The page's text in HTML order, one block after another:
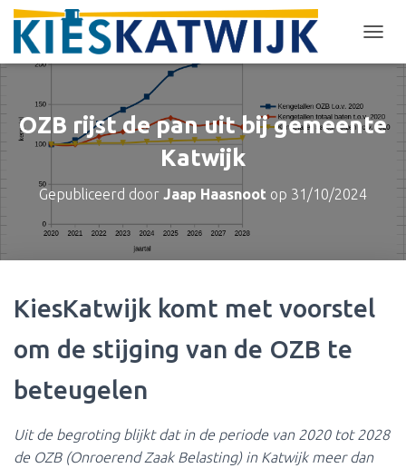
O
L
E
OZB rijst de pan uit bij gemeente
Katwijk
Gepubliceerd door Jaap Haasnoot op 31/10/2024
KiesKatwijk komt met voorstel
om de stijging van de OZB te
beteugelen
Uit de begroting blijkt dat in de periode van 2020 tot 2028
de OZB (Onroerend Zaak Belasting) in Katwijk meer dan